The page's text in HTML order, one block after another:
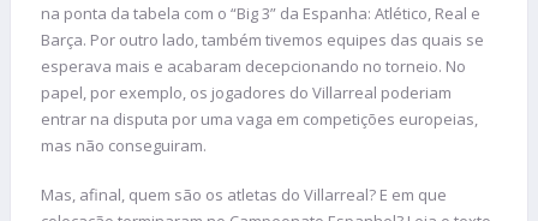
na ponta da tabela com o “Big 3” da Espanha: Atlético, Real e
Barça. Por outro lado, também tivemos equipes das quais se
esperava mais e acabaram decepcionando no torneio. No
papel, por exemplo, os jogadores do Villarreal poderiam
entrar na disputa por uma vaga em competições europeias,
mas não conseguiram.
Mas, afinal, quem são os atletas do Villarreal? E em que